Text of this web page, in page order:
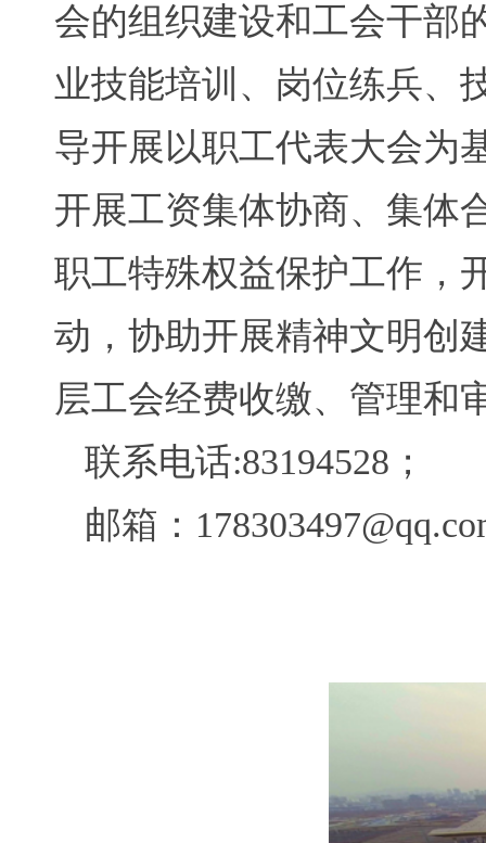
会的组织建设和工会干部
业技能培训、岗位练兵、
导开展以职工代表大会为
开展工资集体协商、集体
职工特殊权益保护工作，
动，协助开展精神文明创
层工会经费收缴、管理和
联系电话:83194528；
邮箱：